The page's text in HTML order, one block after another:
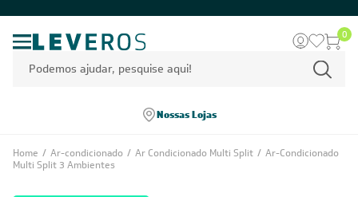
0
Nossas Lojas
Home / Ar-condicionado / Ar Condicionado Multi Split / Ar-Condicionado
Multi Split 3 Ambientes